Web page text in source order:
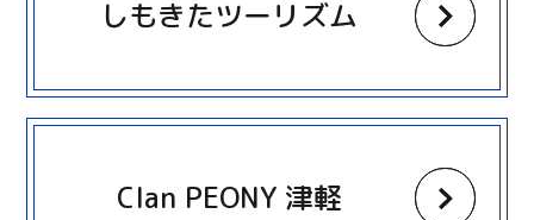
しもきたツーリズム
Clan PEONY 津軽
more